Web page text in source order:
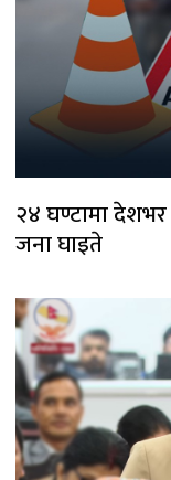
२४ घण्टामा देशभर
जना घाइते